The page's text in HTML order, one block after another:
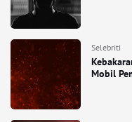
Selebriti
Mobil